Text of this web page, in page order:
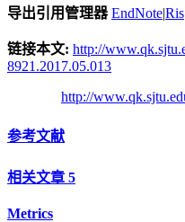
导出引用管理器 EndNote|Ris
链接本文: http://
8921.2017.05.013
http://
参考文献
相关文章 5
Metrics